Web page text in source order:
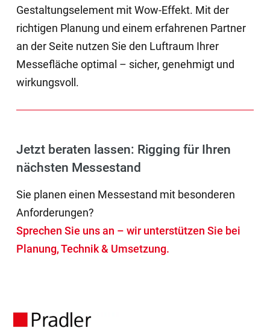
Gestaltungselement mit Wow-Effekt. Mit der
richtigen Planung und einem erfahrenen Partner
an der Seite nutzen Sie den Luftraum Ihrer
Messefläche optimal – sicher, genehmigt und
wirkungsvoll.
Jetzt beraten lassen: Rigging für Ihren
nächsten Messestand
Sie planen einen Messestand mit besonderen
Anforderungen?
Sprechen Sie uns an – wir unterstützen Sie bei
Planung, Technik & Umsetzung.